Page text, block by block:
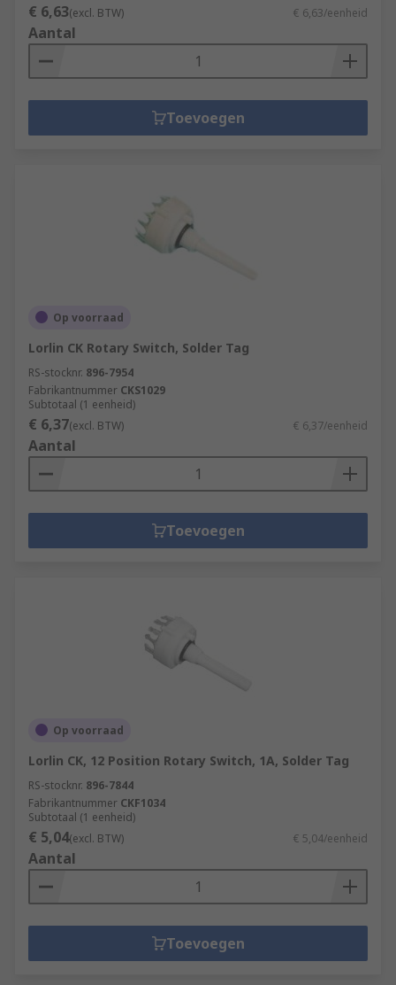
€ 6,63(excl. BTW) € 6,63/eenheid
Aantal
Toevoegen
Op voorraad
Lorlin CK Rotary Switch, Solder Tag
RS-stocknr. 896-7954
Fabrikantnummer CKS1029
Subtotaal (1 eenheid)
€ 6,37(excl. BTW) € 6,37/eenheid
Aantal
Toevoegen
Op voorraad
Lorlin CK, 12 Position Rotary Switch, 1A, Solder Tag
RS-stocknr. 896-7844
Fabrikantnummer CKF1034
Subtotaal (1 eenheid)
€ 5,04(excl. BTW) € 5,04/eenheid
Aantal
Toevoegen